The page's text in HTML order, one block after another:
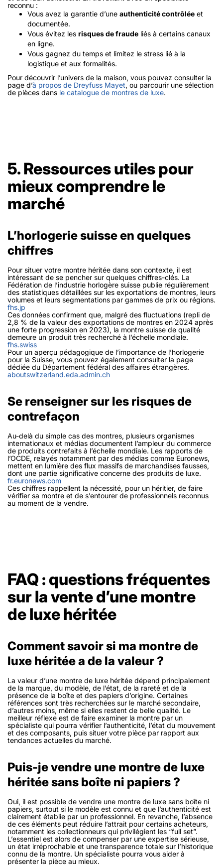
reconnu :
Vous avez la garantie d’une authenticité contrôlée et
documentée.
Vous évitez les risques de fraude liés à certains canaux
en ligne.
Vous gagnez du temps et limitez le stress lié à la
logistique et aux formalités.
Pour découvrir l’univers de la maison, vous pouvez consulter la
page d’à propos de Dreyfuss Mayet, ou parcourir une sélection
de pièces dans le catalogue de montres de luxe.
5. Ressources utiles pour
mieux comprendre le
marché
L’horlogerie suisse en quelques
chiffres
Pour situer votre montre héritée dans son contexte, il est
intéressant de se pencher sur quelques chiffres-clés. La
Fédération de l’industrie horlogère suisse publie régulièrement
des statistiques détaillées sur les exportations de montres, leurs
volumes et leurs segmentations par gammes de prix ou régions.
fhs.jp
Ces données confirment que, malgré des fluctuations (repli de
2,8 % de la valeur des exportations de montres en 2024 après
une forte progression en 2023), la montre suisse de qualité
demeure un produit très recherché à l’échelle mondiale.
fhs.swiss
Pour un aperçu pédagogique de l’importance de l’horlogerie
pour la Suisse, vous pouvez également consulter la page
dédiée du Département fédéral des affaires étrangères.
aboutswitzerland.eda.admin.ch
Se renseigner sur les risques de
contrefaçon
Au-delà du simple cas des montres, plusieurs organismes
internationaux et médias documentent l’ampleur du commerce
de produits contrefaits à l’échelle mondiale. Les rapports de
l’OCDE, relayés notamment par des médias comme Euronews,
mettent en lumière des flux massifs de marchandises fausses,
dont une partie significative concerne des produits de luxe.
fr.euronews.com
Ces chiffres rappellent la nécessité, pour un héritier, de faire
vérifier sa montre et de s’entourer de professionnels reconnus
au moment de la vendre.
FAQ : questions fréquentes
sur la vente d’une montre
de luxe héritée
Comment savoir si ma montre de
luxe héritée a de la valeur ?
La valeur d’une montre de luxe héritée dépend principalement
de la marque, du modèle, de l’état, de la rareté et de la
présence de la boîte et des papiers d’origine. Certaines
références sont très recherchées sur le marché secondaire,
d’autres moins, même si elles restent de belle qualité. Le
meilleur réflexe est de faire examiner la montre par un
spécialiste qui pourra vérifier l’authenticité, l’état du mouvement
et des composants, puis situer votre pièce par rapport aux
tendances actuelles du marché.
Puis-je vendre une montre de luxe
héritée sans boîte ni papiers ?
Oui, il est possible de vendre une montre de luxe sans boîte ni
papiers, surtout si le modèle est connu et que l’authenticité est
clairement établie par un professionnel. En revanche, l’absence
de ces éléments peut réduire l’attrait pour certains acheteurs,
notamment les collectionneurs qui privilégient les “full set”.
L’essentiel est alors de compenser par une expertise sérieuse,
un état irréprochable et une transparence totale sur l’historique
connu de la montre. Un spécialiste pourra vous aider à
présenter la pièce au mieux.